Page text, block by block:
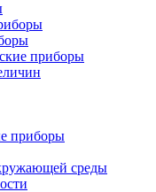
приборы
приборы
среды